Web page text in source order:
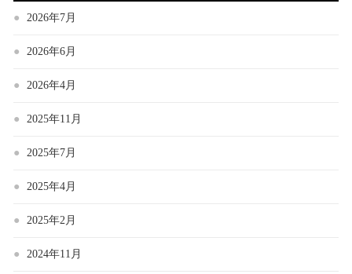
2026年7月
2026年6月
2026年4月
2025年11月
2025年7月
2025年4月
2025年2月
2024年11月